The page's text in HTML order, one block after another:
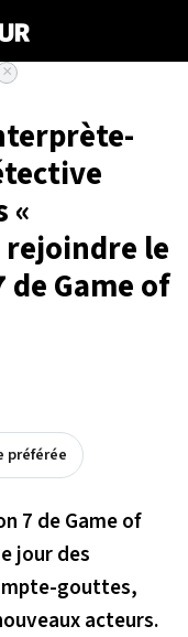
«
rejoindre le
de Game of
préférée
7 de Game of
jour des
gouttes,
acteurs.
×